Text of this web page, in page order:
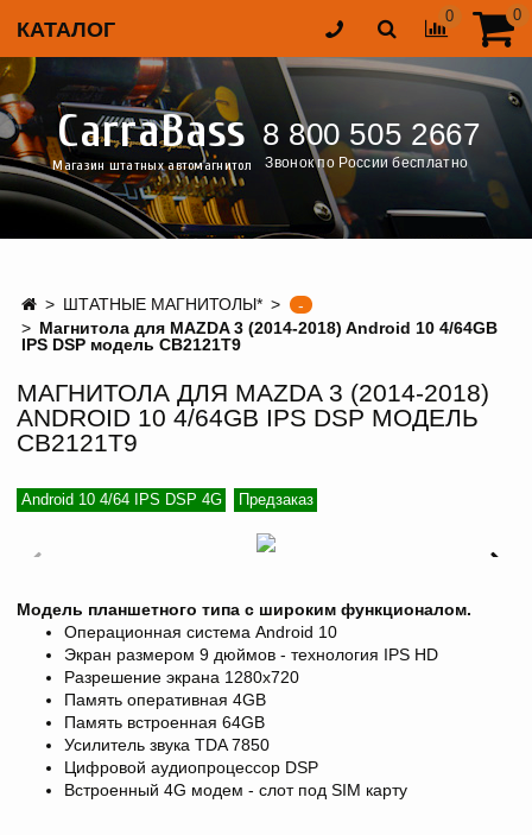
КАТАЛОГ
0 0
CarraBass
Магазин штатных автомагнитол
8 800 505 2667
Звонок по России бесплатно
ШТАТНЫЕ МАГНИТОЛЫ*
-
Магнитола для MAZDA 3 (2014-2018) Android 10 4/64GB
IPS DSP модель CB2121T9
МАГНИТОЛА ДЛЯ MAZDA 3 (2014-2018)
ANDROID 10 4/64GB IPS DSP МОДЕЛЬ
CB2121T9
Android 10 4/64 IPS DSP 4G Предзаказ
Модель планшетного типа с широким функционалом.
Операционная система Android 10
Экран размером 9 дюймов - технология IPS HD
Разрешение экрана 1280х720
Память оперативная 4GB
Память встроенная 64GB
Усилитель звука TDA 7850
Цифровой аудиопроцессор DSP
Встроенный 4G модем - слот под SIM карту